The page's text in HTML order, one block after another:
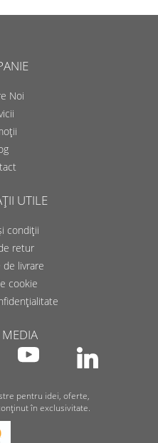
Noi
UTILE
condiții
retur
livrare
cookie
pentru idei, oferte,
în exclusivitate.